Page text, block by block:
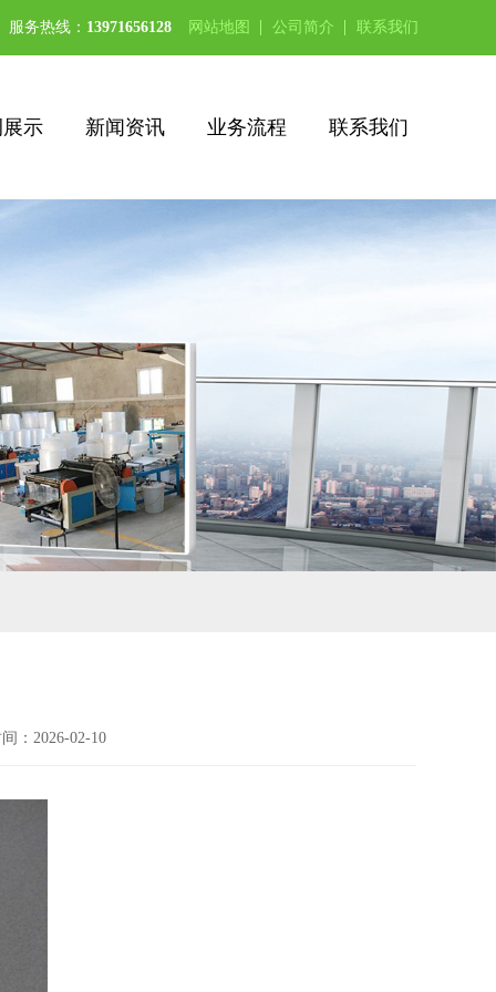
服务热线： 13971656128 网站地图 公司简介 联系我们
示 新闻资讯 业务流程 联系我们
：2026-02-10